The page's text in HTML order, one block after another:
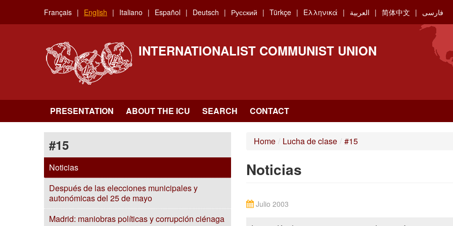
main
Français English Italiano Español Deutsch Русский Türkçe Ελληνικά العربية 简体中文 فارسی
INTERNATIONALIST COMMUNIST UNION
PRESENTATION ABOUT THE ICU SEARCH CONTACT
#15
Noticias
Después de las elecciones municipales y
autonómicas del 25 de mayo
Madrid: maniobras políticas y corrupción ciénaga
Home / Lucha de clase / #15
Noticias
Julio 2003